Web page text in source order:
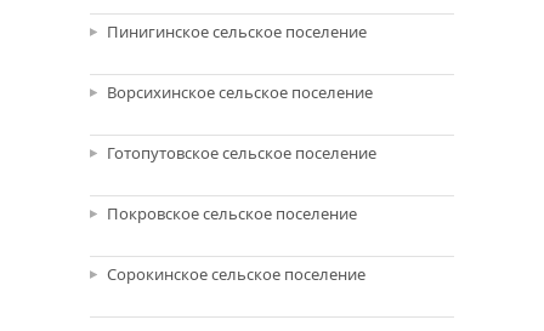
Пинигинское сельское поселение
Ворсихинское сельское поселение
Готопутовское сельское поселение
Покровское сельское поселение
Сорокинское сельское поселение